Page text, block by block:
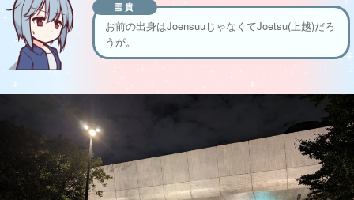
雪貴
お前の出身はJoensuuじゃなくてJoetsu(上越)だろ
うが。